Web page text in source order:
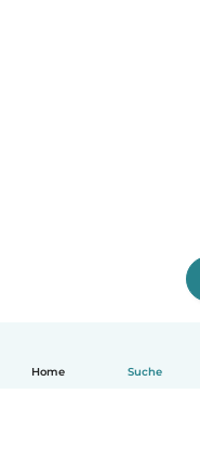
Home Suche